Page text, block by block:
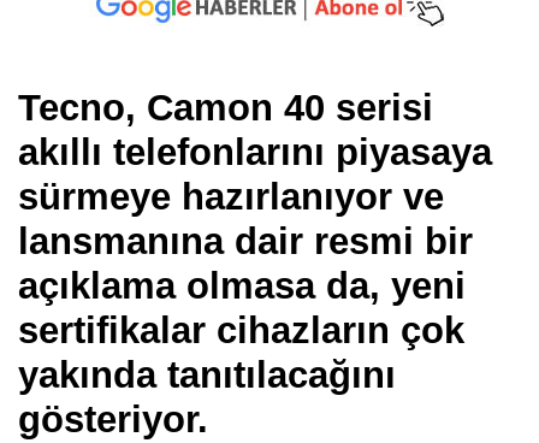
Tecno, Camon 40 serisi
akıllı telefonlarını piyasaya
sürmeye hazırlanıyor ve
lansmanına dair resmi bir
açıklama olmasa da, yeni
sertifikalar cihazların çok
yakında tanıtılacağını
gösteriyor.